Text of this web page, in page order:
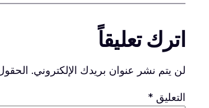
اترك تعليقاً
لن يتم نشر عنوان بريدك الإلكتروني.
التعليق *